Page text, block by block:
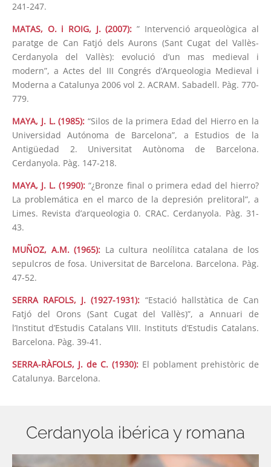
241-247.
MATAS, O. i ROIG, J. (2007): ” Intervenció arqueològica al
paratge de Can Fatjó dels Aurons (Sant Cugat del Vallès-
Cerdanyola del Vallès): evolució d’un mas medieval i
modern”, a Actes del III Congrés d’Arqueologia Medieval i
Moderna a Catalunya 2006 vol 2. ACRAM. Sabadell. Pàg. 770-
779.
MAYA, J. L. (1985): “Silos de la primera Edad del Hierro en la
Universidad Autónoma de Barcelona”, a Estudios de la
Antigüedad 2. Universitat Autònoma de Barcelona.
Cerdanyola. Pàg. 147-218.
MAYA, J. L. (1990): “¿Bronze final o primera edad del hierro?
La problemática en el marco de la depresión prelitoral”, a
Limes. Revista d’arqueologia 0. CRAC. Cerdanyola. Pàg. 31-
43.
MUÑOZ, A.M. (1965): La cultura neolílitca catalana de los
sepulcros de fosa. Universitat de Barcelona. Barcelona. Pàg.
47-52.
SERRA RAFOLS, J. (1927-1931): “Estació hallstàtica de Can
Fatjó del Orons (Sant Cugat del Vallès)”, a Annuari de
l’Institut d’Estudis Catalans VIII. Instituts d’Estudis Catalans.
Barcelona. Pàg. 39-41.
SERRA-RÀFOLS, J. de C. (1930): El poblament prehistòric de
Catalunya. Barcelona.
Cerdanyola ibérica y romana